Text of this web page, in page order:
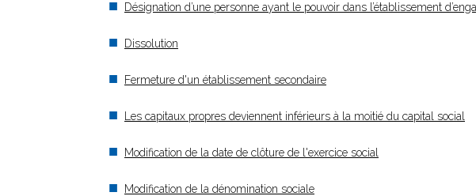
Désignation d’une personne ayant le pouvoir dans l’établissement
Dissolution
Fermeture d'un établissement secondaire
Les capitaux propres deviennent inférieurs à la moitié du capital social
Modification de la date de clôture de l'exercice social
Modification de la dénomination sociale